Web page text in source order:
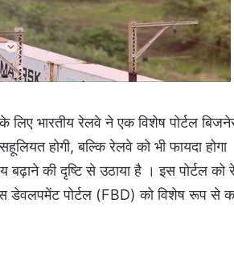
लिए भारतीय रेलवे ने एक विशेष पोर्टल
होगी, बल्कि रेलवे को भी फायदा
की दृष्टि से उठाया है । इस पोर्टल
पोर्टल (FBD) को विशेष रूप से